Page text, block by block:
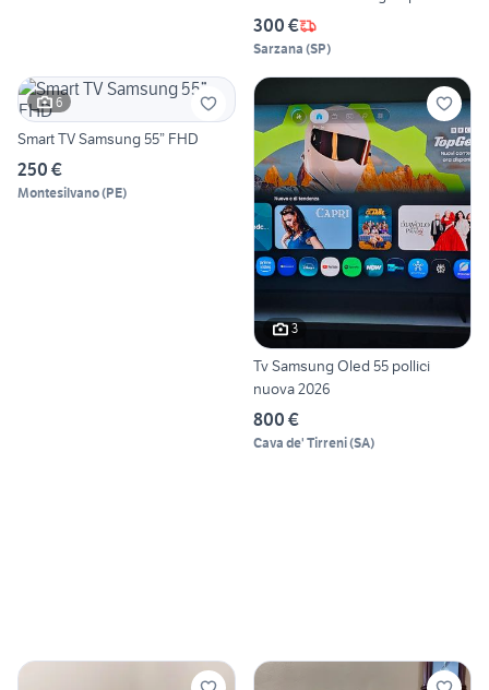
300 €
Sarzana (SP)
6
Smart TV Samsung 55” FHD
250 €
Montesilvano(PE)
3
Tv Samsung Oled 55 pollici
nuova 2026
800 €
Cava de' Tirreni(SA)